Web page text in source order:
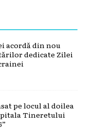
acordă din nou
dedicate Zilei
pe locul al doilea
Tineretului